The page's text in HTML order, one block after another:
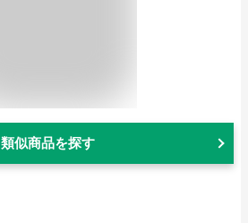
類似商品を探す